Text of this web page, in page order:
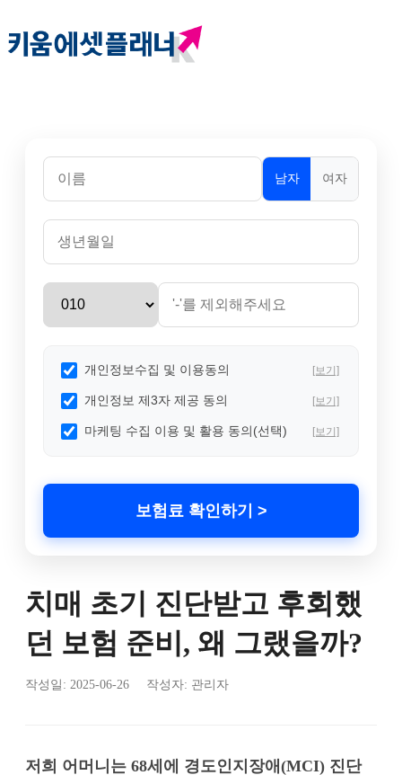
남자 여자
개인정보수집 및 이용동의 [보기]
개인정보 제3자 제공 동의 [보기]
마케팅 수집 이용 및 활용 동의(선택) [보기]
보험료 확인하기 >
치매 초기 진단받고 후회했
던 보험 준비, 왜 그랬을까?
작성일: 2025-06-26 작성자: 관리자
저희 어머니는 68세에 경도인지장애(MCI) 진단